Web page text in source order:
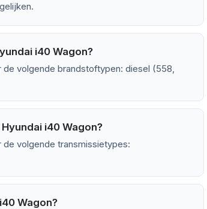
i40 Wagon?
volgende brandstoftypen: diesel (558,
i40 Wagon?
volgende transmissietypes:
Wagon?